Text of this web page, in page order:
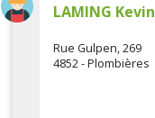
LAMING Kevin
Rue Gulpen, 269
4852 - Plombières